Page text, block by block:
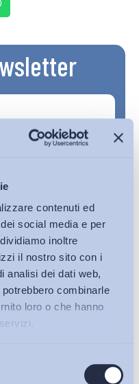
contenuti ed
social media e per
inoltre
il nostro sito con i
analisi dei dati web,
combinarle
loro o che hanno